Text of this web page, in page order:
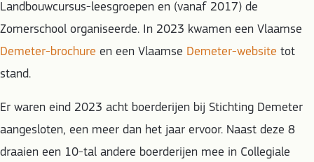
Landbouwcursus-leesgroepen en (vanaf 2017) de
Zomerschool organiseerde. In 2023 kwamen een Vlaamse
Demeter-brochure en een Vlaamse Demeter-website tot
stand.
Er waren eind 2023 acht boerderijen bij Stichting Demeter
aangesloten, een meer dan het jaar ervoor. Naast deze 8
draaien een 10-tal andere boerderijen mee in Collegiale